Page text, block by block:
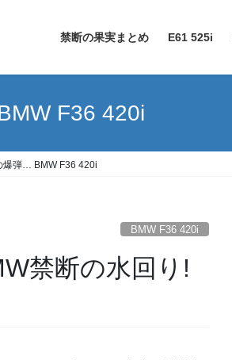
禁断の果実まとめ E61 525i
F36 420i
爆弾… BMW F36 420i
BMW F36 420i
禁断の水回り!